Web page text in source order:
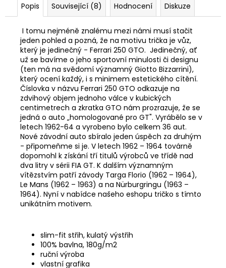
Popis Související (8) Hodnocení Diskuze
I tomu nejméně znalému mezi námi musí stačit
jeden pohled a pozná, že na motivu trička je vůz,
který je jedinečný - Ferrari 250 GTO. Jedinečný, ať
už se bavíme o jeho sportovní minulosti či designu
(ten má na svědomí významný Giotto Bizzarrini),
který ocení každý, i s minimem estetického cítění.
Číslovka v názvu Ferrari 250 GTO odkazuje na
zdvihový objem jednoho válce v kubických
centimetrech a zkratka GTO nám prozrazuje, že se
jedná o auto „homologované pro GT". Vyrábělo se v
letech 1962-64 a vyrobeno bylo celkem 36 aut.
Nové závodní auto sbíralo jeden úspěch za druhým
- připomeňme si je. V letech 1962 – 1964 továrně
dopomohl k získání tří titulů výrobců ve třídě nad
dva litry v sérii FIA GT. K dalším významným
vítězstvím patří závody Targa Florio (1962 – 1964),
Le Mans (1962 – 1963) a na Nürburgringu (1963 –
1964). Nyní v nabídce našeho eshopu tričko s tímto
unikátním motivem.
slim-fit střih, kulatý výstřih
100% bavlna, 180g/m2
ruční výroba
vlastní grafika
350
Kč
990